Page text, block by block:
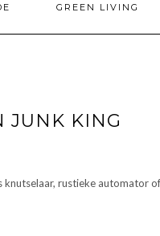
GREEN LIVING
JUNK KING
rustieke automator